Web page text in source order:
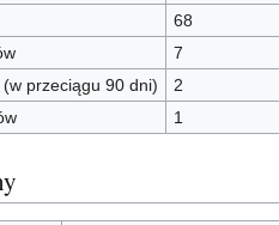
68
7
przeciągu 90 dni)
2
1